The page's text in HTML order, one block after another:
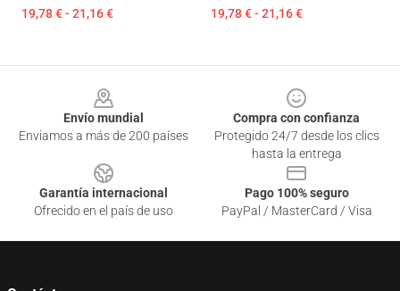
19,78 € - 21,16 € 19,78 € - 21,16 €
Envío mundial
Enviamos a más de 200 países
Compra con confianza
Protegido 24/7 desde los clics
hasta la entrega
Garantía internacional
Ofrecido en el país de uso
Pago 100% seguro
PayPal / MasterCard / Visa